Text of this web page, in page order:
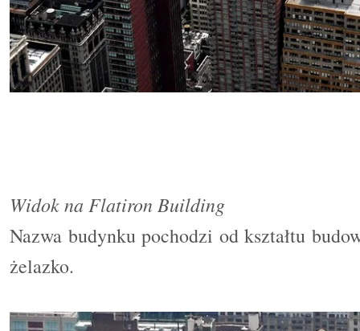
Widok na Flatiron Building
Nazwa budynku pochodzi od kształtu
żelazko.